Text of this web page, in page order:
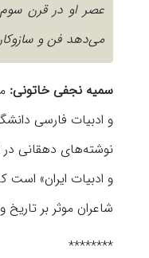
عصر او در قرن سوم
می‌دهد فن و
سمیه نجفی خاتونی:
و ادبیات فارسی
نوشته‌های دهقانی در
و ادبیات ایران»
شاعران موثر بر
********